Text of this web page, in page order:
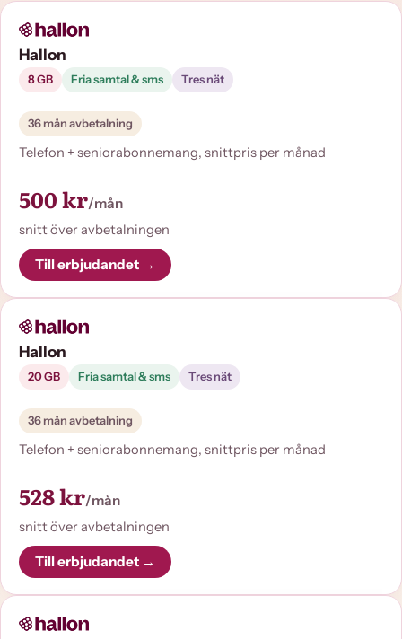
Hallon
8 GB Fria samtal & sms Tres nät
36 mån avbetalning
Telefon + seniorabonnemang, snittpris per månad
500 kr/mån
snitt över avbetalningen
Till erbjudandet →
Hallon
20 GB Fria samtal & sms Tres nät
36 mån avbetalning
Telefon + seniorabonnemang, snittpris per månad
528 kr/mån
snitt över avbetalningen
Till erbjudandet →